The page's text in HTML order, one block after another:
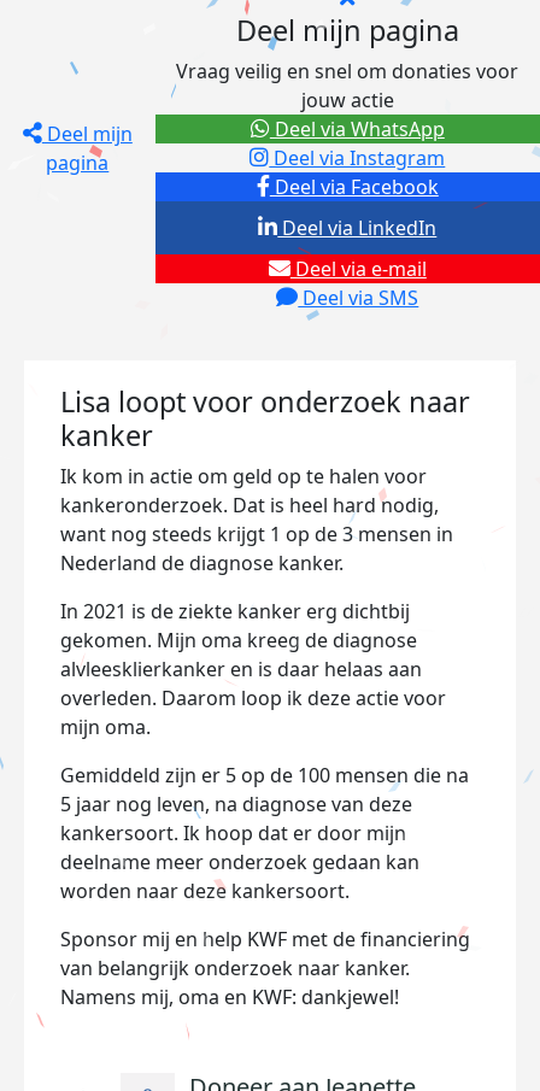
Deel mijn
pagina
Deel mijn pagina
Vraag veilig en snel om donaties voor
jouw actie
Deel via Facebook
Deel via Instagram
Deel via e-mail
Deel via SMS
Deel via LinkedIn
Deel via WhatsApp
Lisa loopt voor onderzoek naar
kanker
Ik kom in actie om geld op te halen voor
kankeronderzoek. Dat is heel hard nodig,
want nog steeds krijgt 1 op de 3 mensen in
Nederland de diagnose kanker.
In 2021 is de ziekte kanker erg dichtbij
gekomen. Mijn oma kreeg de diagnose
alvleesklierkanker en is daar helaas aan
overleden. Daarom loop ik deze actie voor
mijn oma.
Gemiddeld zijn er 5 op de 100 mensen die na
5 jaar nog leven, na diagnose van deze
kankersoort. Ik hoop dat er door mijn
deelname meer onderzoek gedaan kan
worden naar deze kankersoort.
Sponsor mij en help KWF met de financiering
van belangrijk onderzoek naar kanker.
Namens mij, oma en KWF: dankjewel!